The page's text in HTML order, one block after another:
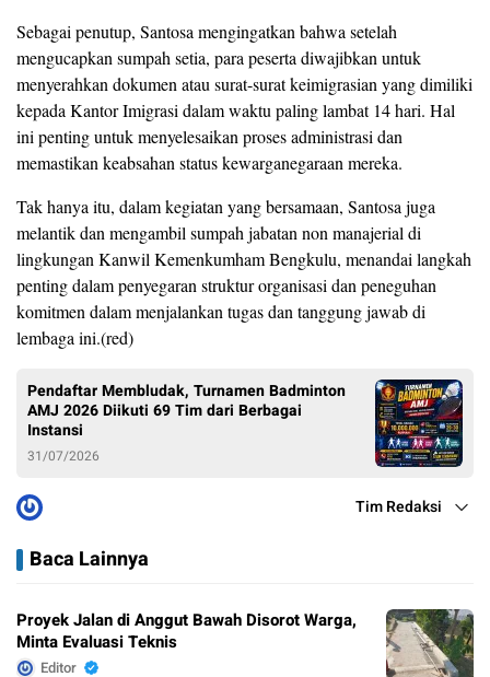
Sebagai penutup, Santosa mengingatkan bahwa setelah
mengucapkan sumpah setia, para peserta diwajibkan untuk
menyerahkan dokumen atau surat-surat keimigrasian yang dimiliki
kepada Kantor Imigrasi dalam waktu paling lambat 14 hari. Hal
ini penting untuk menyelesaikan proses administrasi dan
memastikan keabsahan status kewarganegaraan mereka.
Tak hanya itu, dalam kegiatan yang bersamaan, Santosa juga
melantik dan mengambil sumpah jabatan non manajerial di
lingkungan Kanwil Kemenkumham Bengkulu, menandai langkah
penting dalam penyegaran struktur organisasi dan peneguhan
komitmen dalam menjalankan tugas dan tanggung jawab di
lembaga ini.(red)
Pendaftar Membludak, Turnamen Badminton
AMJ 2026 Diikuti 69 Tim dari Berbagai
Instansi
31/07/2026
Tim Redaksi
Baca Lainnya
Proyek Jalan di Anggut Bawah Disorot Warga,
Minta Evaluasi Teknis
Editor